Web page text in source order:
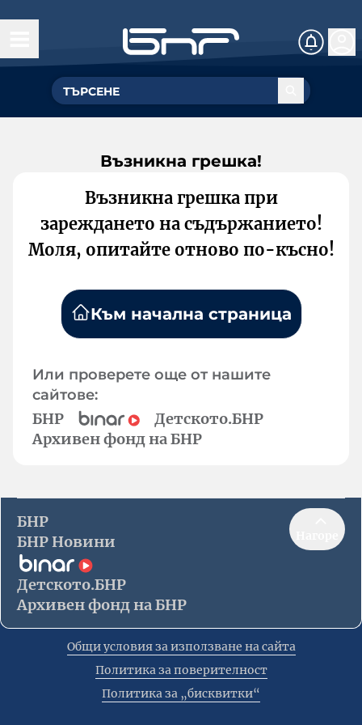
Възникна грешка!
Възникна грешка при
зареждането на съдържанието!
Моля, опитайте отново по-късно!
Към начална страница
Или проверете още от нашите
сайтове:
БНР
Детското.БНР
Архивен фонд на БНР
БНР
БНР Новини
Детското.БНР
Архивен фонд на БНР
Общи условия за използване на сайта
Политика за поверителност
Политика за „бисквитки“